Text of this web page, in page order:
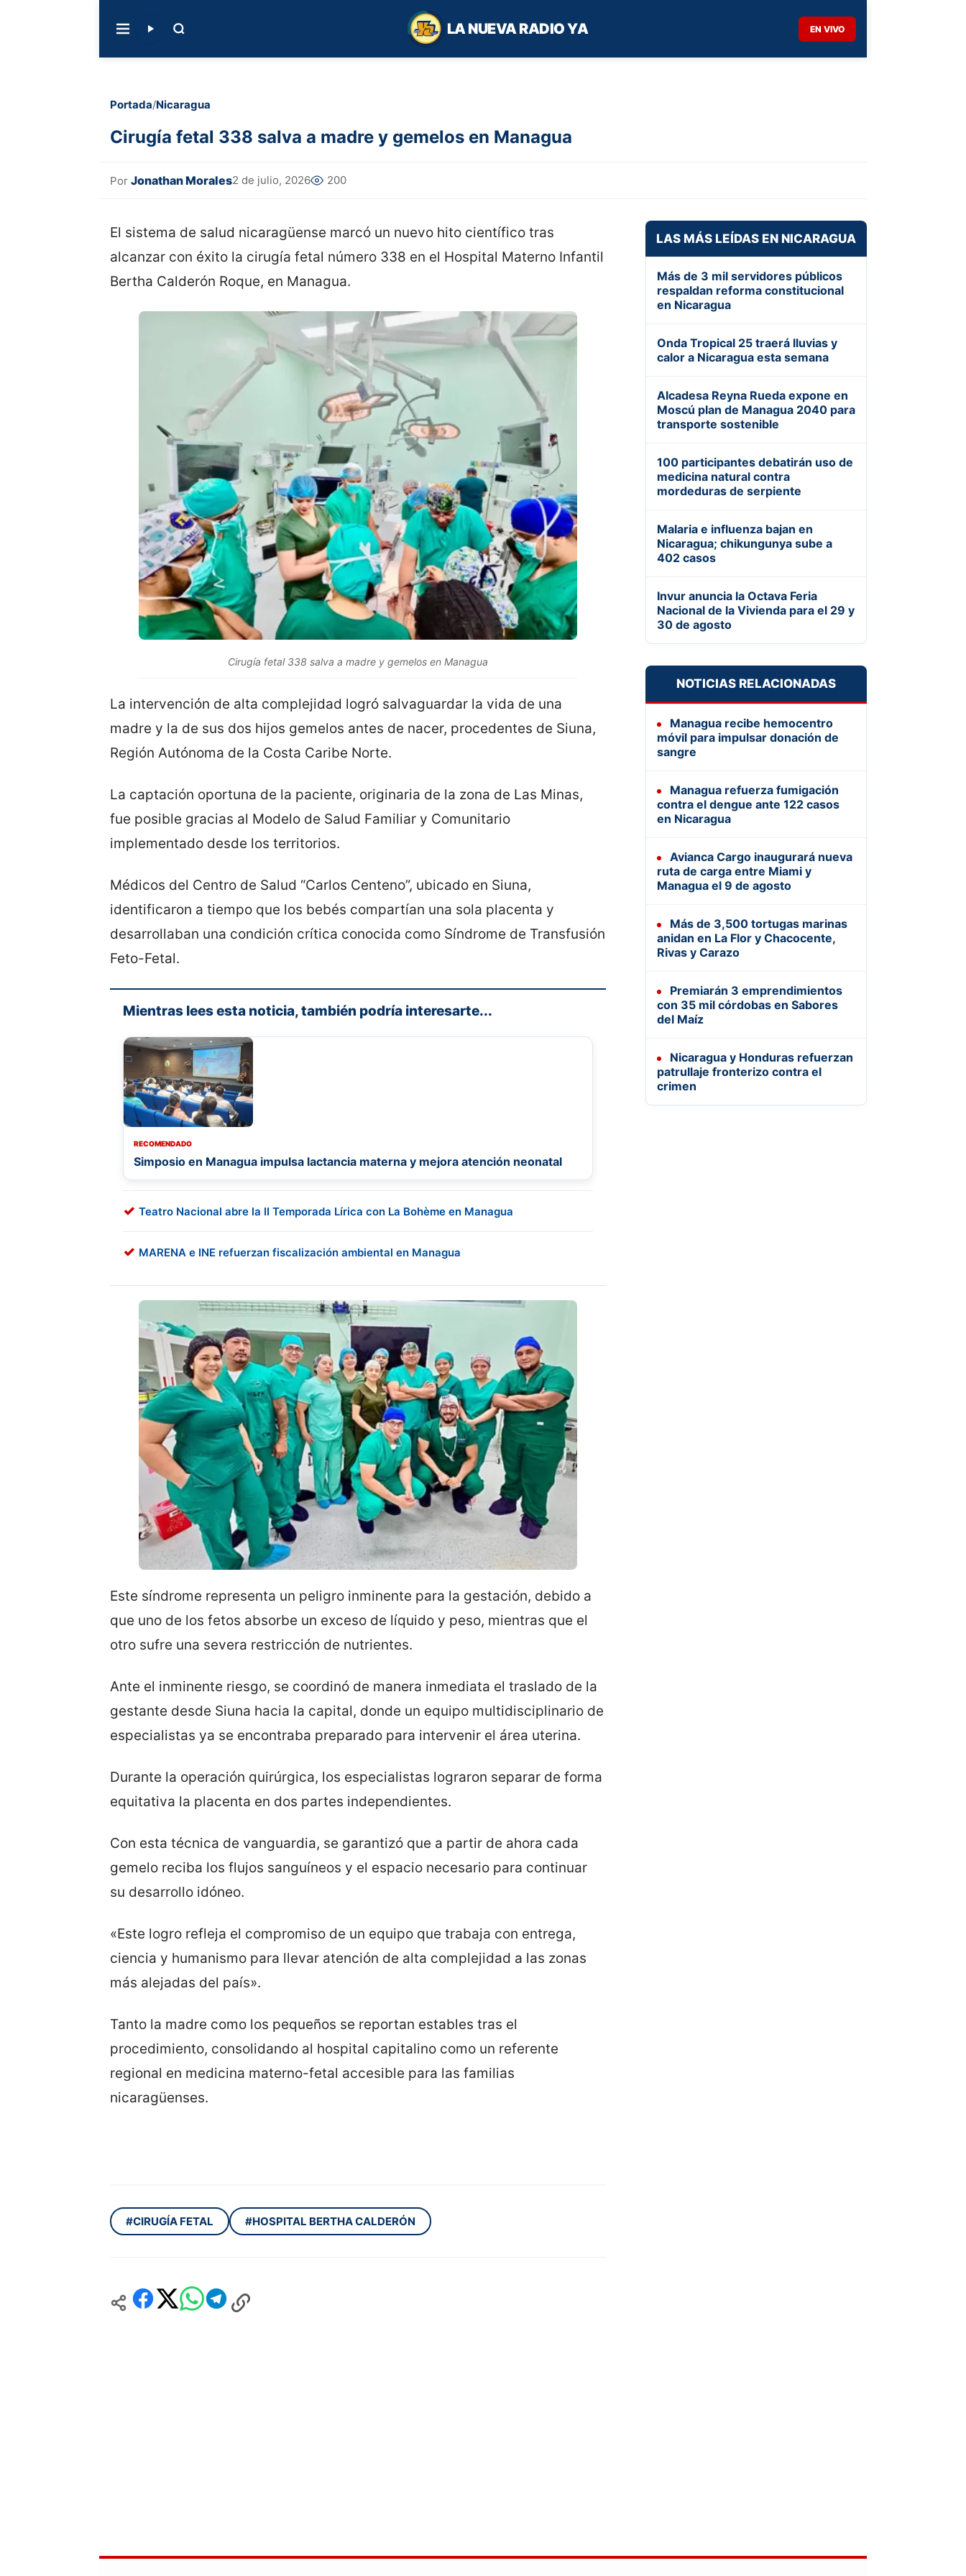
LA NUEVA RADIO YA EN VIVO
Portada/Nicaragua
Cirugía fetal 338 salva a madre y gemelos en Managua
Por Jonathan Morales2 de julio, 2026 200
El sistema de salud nicaragüense marcó un nuevo hito científico tras
alcanzar con éxito la cirugía fetal número 338 en el Hospital Materno Infantil
Bertha Calderón Roque, en Managua.
Cirugía fetal 338 salva a madre y gemelos en Managua
La intervención de alta complejidad logró salvaguardar la vida de una
madre y la de sus dos hijos gemelos antes de nacer, procedentes de Siuna,
Región Autónoma de la Costa Caribe Norte.
La captación oportuna de la paciente, originaria de la zona de Las Minas,
fue posible gracias al Modelo de Salud Familiar y Comunitario
implementado desde los territorios.
Médicos del Centro de Salud “Carlos Centeno”, ubicado en Siuna,
identificaron a tiempo que los bebés compartían una sola placenta y
desarrollaban una condición crítica conocida como Síndrome de Transfusión
Feto-Fetal.
Mientras lees esta noticia, también podría interesarte...
RECOMENDADO
Simposio en Managua impulsa lactancia materna y mejora atención neonatal
Teatro Nacional abre la II Temporada Lírica con La Bohème en Managua
MARENA e INE refuerzan fiscalización ambiental en Managua
Este síndrome representa un peligro inminente para la gestación, debido a
que uno de los fetos absorbe un exceso de líquido y peso, mientras que el
otro sufre una severa restricción de nutrientes.
Ante el inminente riesgo, se coordinó de manera inmediata el traslado de la
gestante desde Siuna hacia la capital, donde un equipo multidisciplinario de
especialistas ya se encontraba preparado para intervenir el área uterina.
Durante la operación quirúrgica, los especialistas lograron separar de forma
equitativa la placenta en dos partes independientes.
Con esta técnica de vanguardia, se garantizó que a partir de ahora cada
gemelo reciba los flujos sanguíneos y el espacio necesario para continuar
su desarrollo idóneo.
«Este logro refleja el compromiso de un equipo que trabaja con entrega,
ciencia y humanismo para llevar atención de alta complejidad a las zonas
más alejadas del país».
Tanto la madre como los pequeños se reportan estables tras el
procedimiento, consolidando al hospital capitalino como un referente
regional en medicina materno-fetal accesible para las familias
nicaragüenses.
#CIRUGÍA FETAL #HOSPITAL BERTHA CALDERÓN
LAS MÁS LEÍDAS EN NICARAGUA
Más de 3 mil servidores públicos
respaldan reforma constitucional
en Nicaragua
Onda Tropical 25 traerá lluvias y
calor a Nicaragua esta semana
Alcadesa Reyna Rueda expone en
Moscú plan de Managua 2040 para
transporte sostenible
100 participantes debatirán uso de
medicina natural contra
mordeduras de serpiente
Malaria e influenza bajan en
Nicaragua; chikungunya sube a
402 casos
Invur anuncia la Octava Feria
Nacional de la Vivienda para el 29 y
30 de agosto
NOTICIAS RELACIONADAS
Managua recibe hemocentro
móvil para impulsar donación de
sangre
Managua refuerza fumigación
contra el dengue ante 122 casos
en Nicaragua
Avianca Cargo inaugurará nueva
ruta de carga entre Miami y
Managua el 9 de agosto
Más de 3,500 tortugas marinas
anidan en La Flor y Chacocente,
Rivas y Carazo
Premiarán 3 emprendimientos
con 35 mil córdobas en Sabores
del Maíz
Nicaragua y Honduras refuerzan
patrullaje fronterizo contra el
crimen